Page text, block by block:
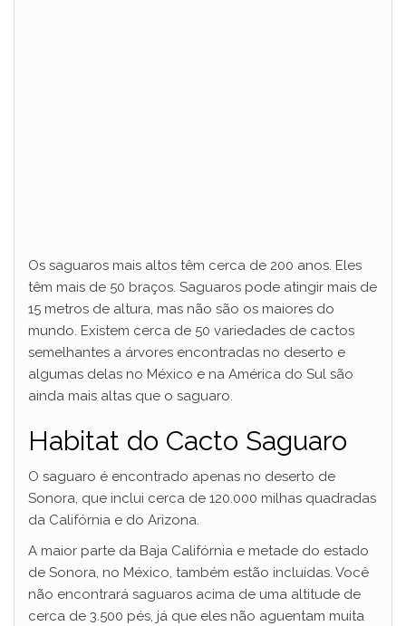
Os saguaros mais altos têm cerca de 200 anos. Eles
têm mais de 50 braços. Saguaros pode atingir mais de
15 metros de altura, mas não são os maiores do
mundo. Existem cerca de 50 variedades de cactos
semelhantes a árvores encontradas no deserto e
algumas delas no México e na América do Sul são
ainda mais altas que o saguaro.
Habitat do Cacto Saguaro
O saguaro é encontrado apenas no deserto de
Sonora, que inclui cerca de 120.000 milhas quadradas
da Califórnia e do Arizona.
A maior parte da Baja Califórnia e metade do estado
de Sonora, no México, também estão incluídas. Você
não encontrará saguaros acima de uma altitude de
cerca de 3.500 pés, já que eles não aguentam muita